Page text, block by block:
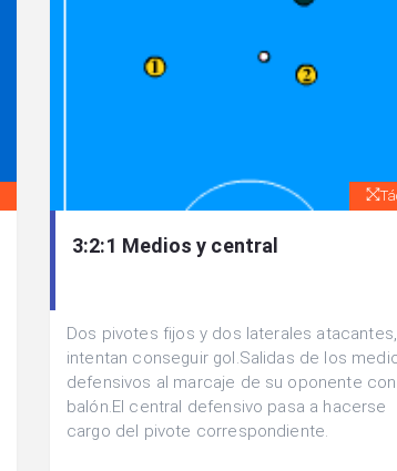
3:2:1 Medios y central
Dos pivotes fijos y dos laterales atacantes,
intentan conseguir gol.Salidas de los
defensivos al marcaje de su oponente con
balón.El central defensivo pasa a hacerse
cargo del pivote correspondiente.